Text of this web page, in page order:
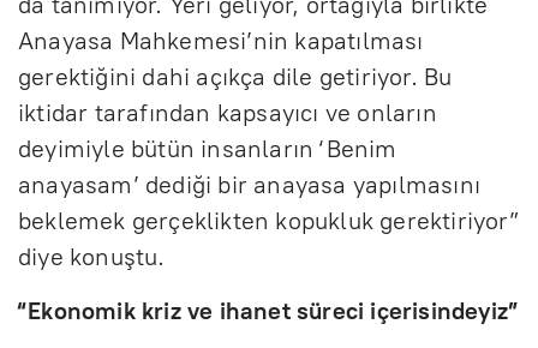
Anayasa Mahkemesi’nin kapatılması
gerektiğini dahi açıkça dile getiriyor. Bu
iktidar tarafından kapsayıcı ve onların
deyimiyle bütün insanların ‘Benim
anayasam’ dediği bir anayasa yapılmasını
beklemek gerçeklikten kopukluk gerektiriyor”
diye konuştu.
“Ekonomik kriz ve ihanet süreci içerisindeyiz”